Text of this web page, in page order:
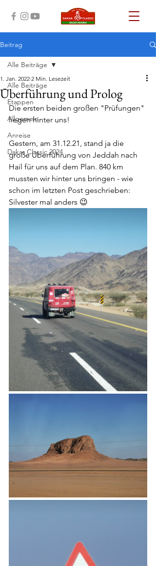
Beitrag
Alle Beiträge
Etappen
Allgemein
Anreise
Dakar Classic 2024
Alle Beiträge
Überführung und Prolog
1. Jan. 2022 2 Min. Lesezeit
Die ersten beiden großen "Prüfungen"
liegen hinter uns!
Gestern, am 31.12.21, stand ja die
große Überführung von Jeddah nach
Hail für uns auf dem Plan. 840 km
mussten wir hinter uns bringen - wie
schon im letzten Post geschrieben:
Silvester mal anders 😉